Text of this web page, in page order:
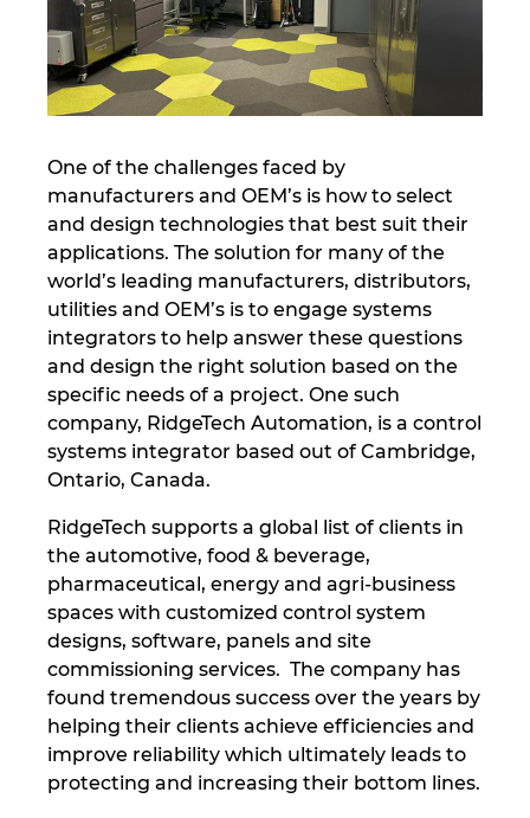
One of the challenges faced by
manufacturers and OEM’s is how to select
and design technologies that best suit their
applications. The solution for many of the
world’s leading manufacturers, distributors,
utilities and OEM’s is to engage systems
integrators to help answer these questions
and design the right solution based on the
specific needs of a project. One such
company, RidgeTech Automation, is a control
systems integrator based out of Cambridge,
Ontario, Canada.
RidgeTech supports a global list of clients in
the automotive, food & beverage,
pharmaceutical, energy and agri-business
spaces with customized control system
designs, software, panels and site
commissioning services. The company has
found tremendous success over the years by
helping their clients achieve efficiencies and
improve reliability which ultimately leads to
protecting and increasing their bottom lines.
Portugal
Romania
Singapore
Slovakia
Slovenia
South Africa
South Korea
Sweden
Switzerland
Thailand
Turkey
Ukraine